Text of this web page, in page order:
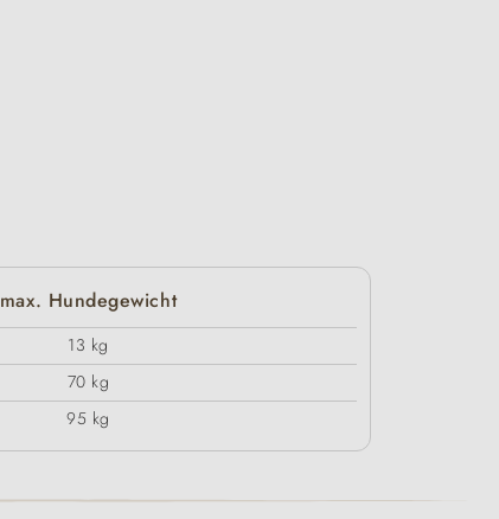
max. Hundegewicht
13 kg
70 kg
95 kg